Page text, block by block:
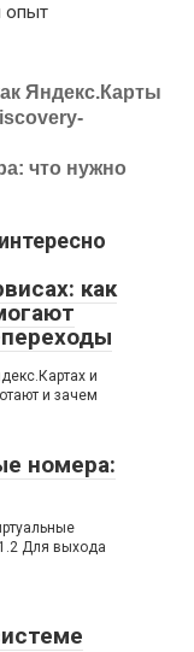
опыт
Яндекс.Карты
что нужно
как
и
и зачем
номера:
Для выхода